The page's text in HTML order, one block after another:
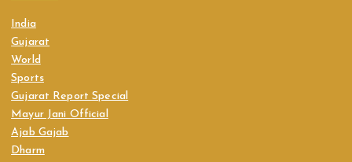
India
Gujarat
World
Sports
Gujarat Report Special
Mayur Jani Official
Ajab Gajab
Dharm